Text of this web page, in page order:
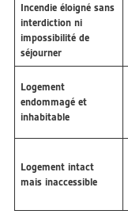
Incendie éloigné sans
interdiction ni
impossibilité de
séjourner
Logement
endommagé et
inhabitable
Logement intact
mais inaccessible